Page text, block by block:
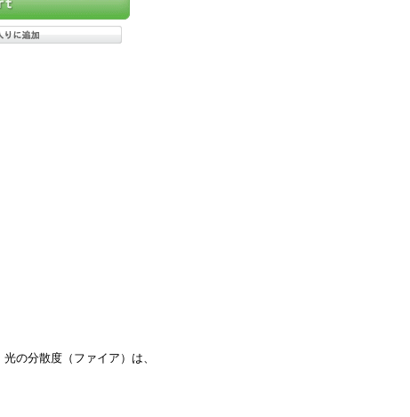
の分散度（ファイア）は、